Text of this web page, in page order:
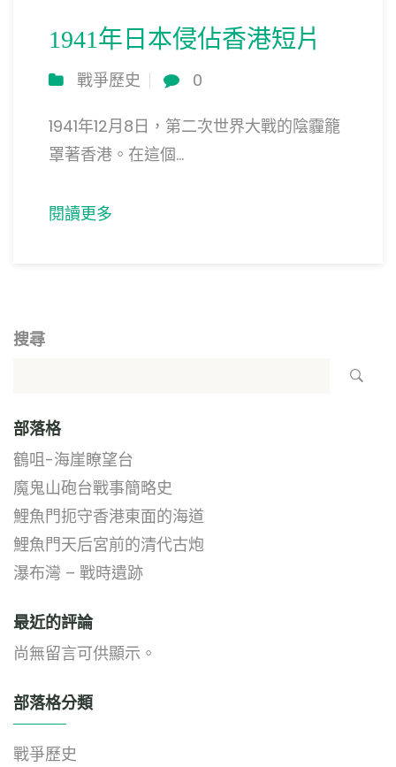
1941年日本侵佔香港短片
戰爭歷史 0
1941年12月8日，第二次世界大戰的陰霾籠
罩著香港。在這個...
閱讀更多
搜尋
部落格
鶴咀-海崖瞭望台
魔鬼山砲台戰事簡略史
鯉魚門扼守香港東面的海道
鯉魚門天后宮前的清代古炮
瀑布灣 – 戰時遺跡
最近的評論
尚無留言可供顯示。
部落格分類
戰爭歷史